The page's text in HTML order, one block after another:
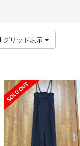
グリッド表示